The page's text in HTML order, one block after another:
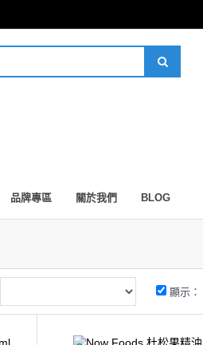
品牌專區 關於我們 BLOG
顯示：